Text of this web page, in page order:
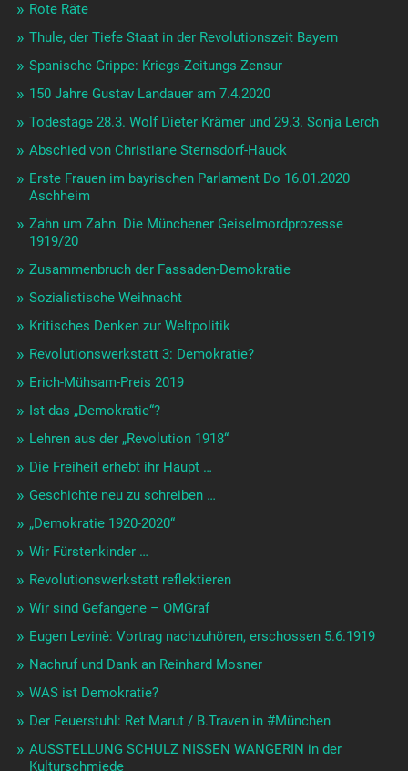
Rote Räte
Thule, der Tiefe Staat in der Revolutionszeit Bayern
Spanische Grippe: Kriegs-Zeitungs-Zensur
150 Jahre Gustav Landauer am 7.4.2020
Todestage 28.3. Wolf Dieter Krämer und 29.3. Sonja Lerch
Abschied von Christiane Sternsdorf-Hauck
Erste Frauen im bayrischen Parlament Do 16.01.2020
Aschheim
Zahn um Zahn. Die Münchener Geiselmordprozesse
1919/20
Zusammenbruch der Fassaden-Demokratie
Sozialistische Weihnacht
Kritisches Denken zur Weltpolitik
Revolutionswerkstatt 3: Demokratie?
Erich-Mühsam-Preis 2019
Ist das „Demokratie“?
Lehren aus der „Revolution 1918“
Die Freiheit erhebt ihr Haupt …
Geschichte neu zu schreiben …
„Demokratie 1920-2020“
Wir Fürstenkinder …
Revolutionswerkstatt reflektieren
Wir sind Gefangene – OMGraf
Eugen Levinè: Vortrag nachzuhören, erschossen 5.6.1919
Nachruf und Dank an Reinhard Mosner
WAS ist Demokratie?
Der Feuerstuhl: Ret Marut / B.Traven in #München
AUSSTELLUNG SCHULZ NISSEN WANGERIN in der
Kulturschmiede